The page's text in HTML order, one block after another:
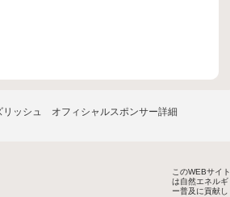
リッシュ オフィシャルスポンサー詳細
このWEBサイト
は自然エネルギ
ー普及に貢献し